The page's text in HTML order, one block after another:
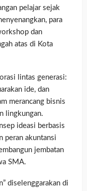
pelajar sejak
para
dan
atas di Kota
lintas generasi:
ide, dan
merancang bisnis
lingkungan.
ideasi berbasis
peran akuntansi
jembatan
SMA.
diselenggarakan di